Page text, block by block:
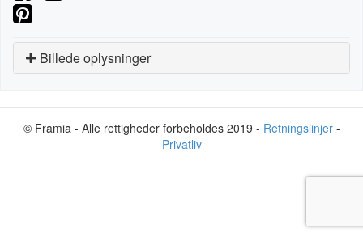
Billede oplysninger
© Framia - Alle rettigheder forbeholdes 2019 - Retningslinjer-
Privatliv